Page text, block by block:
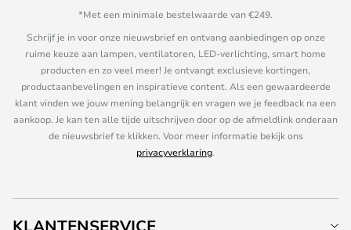
*Met een minimale bestelwaarde van €249.
Schrijf je in voor onze nieuwsbrief en ontvang aanbiedingen op onze
ruime keuze aan lampen, ventilatoren, LED-verlichting, smart home
producten en zo veel meer! Je ontvangt exclusieve kortingen,
productaanbevelingen en inspiratieve content. Als een gewaardeerde
klant vinden we jouw mening belangrijk en vragen we je feedback na een
aankoop. Je kan ten alle tijde uitschrijven door op de afmeldlink onderaan
de nieuwsbrief te klikken. Voor meer informatie bekijk ons
privacyverklaring.
KLANTENSERVICE